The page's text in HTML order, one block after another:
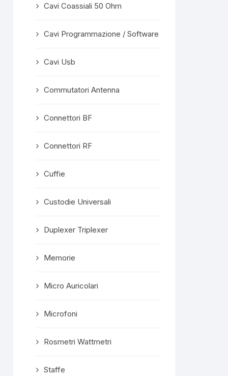
Cavi Coassiali 50 Ohm
Cavi Programmazione / Software
Cavi Usb
Commutatori Antenna
Connettori BF
Connettori RF
Cuffie
Custodie Universali
Duplexer Triplexer
Memorie
Micro Auricolari
Microfoni
Rosmetri Wattmetri
Staffe